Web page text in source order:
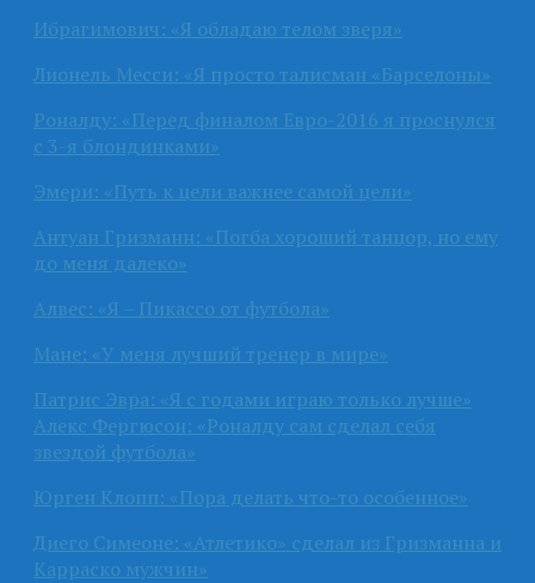
Ибрагимович: «Я обладаю телом зверя»
Лионель Месси: «Я просто талисман «Барселоны»
Роналду: «Перед финалом Евро-2016 я проснулся
с 3-я блондинками»
Эмери: «Путь к цели важнее самой цели»
Антуан Гризманн: «Погба хороший танцор, но ему
до меня далеко»
Алвес: «Я – Пикассо от футбола»
Мане: «У меня лучший тренер в мире»
Патрис Эвра: «Я с годами играю только лучше»
Алекс Фергюсон: «Роналду сам сделал себя
звездой футбола»
Юрген Клопп: «Пора делать что-то особенное»
Диего Симеоне: «Атлетико» сделал из Гризманна и
Карраско мужчин»